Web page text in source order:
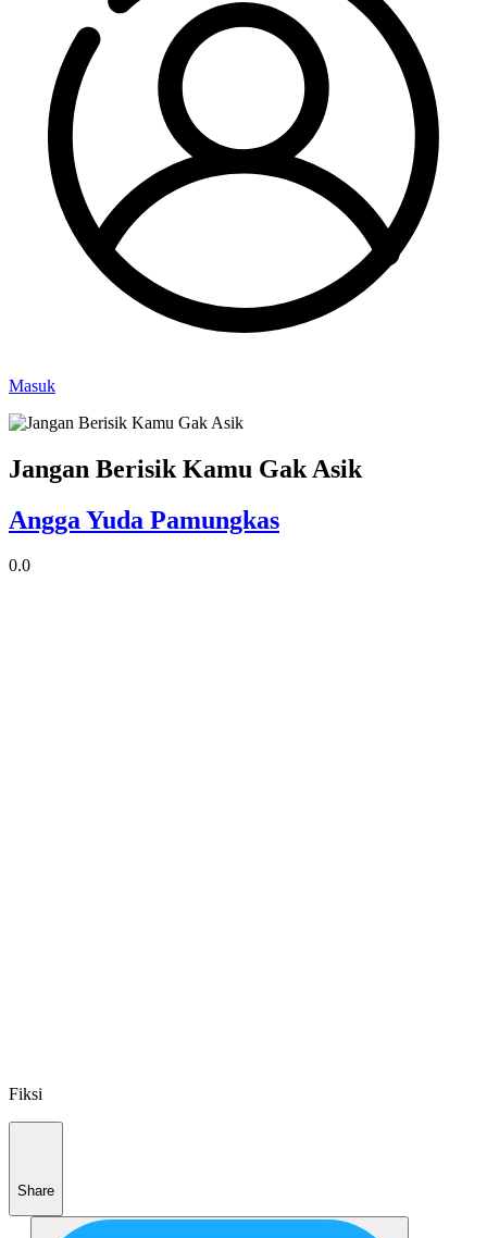
Masuk
Jangan Berisik Kamu Gak Asik
Angga Yuda Pamungkas
0.0
Fiksi
Share